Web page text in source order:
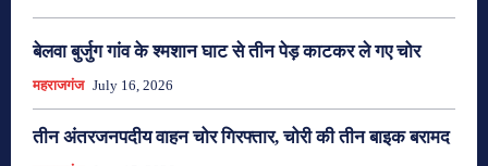
बेलवा बुर्जुग गांव के श्मशान घाट से तीन पेड़ काटकर ले गए चोर
महराजगंज July 16, 2026
तीन अंतरजनपदीय वाहन चोर गिरफ्तार, चोरी की तीन बाइक बरामद